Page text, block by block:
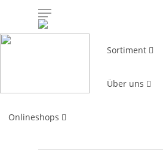
Sortiment
Über uns
Onlineshopskvietheer